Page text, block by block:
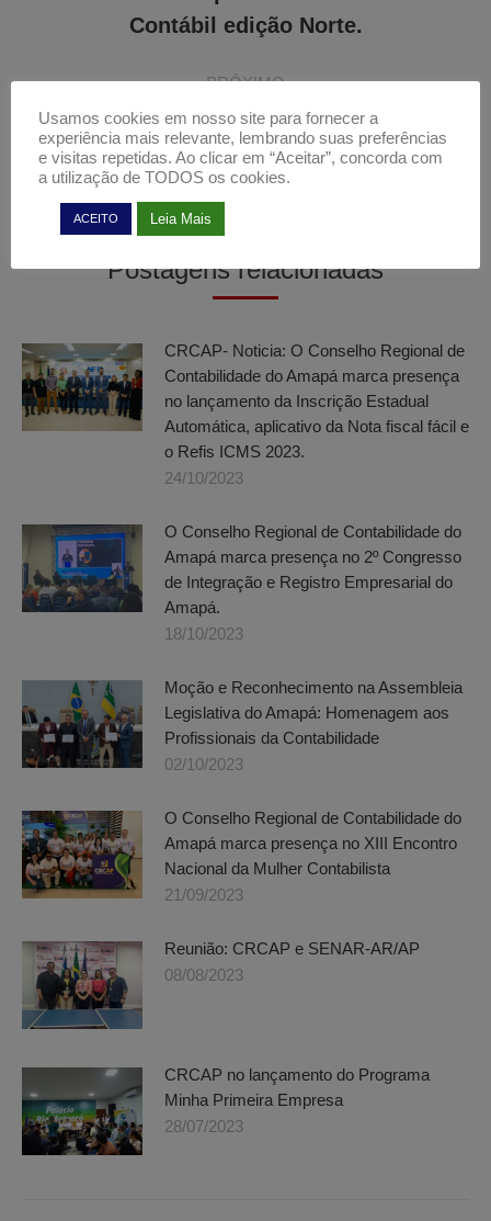
anterior:
Contábil edição Norte.
PRÓXIMO
Próximo
post:
Pesquisa de Satisfação dos CRCs em
relação ao CFC – 2022
Postagens relacionadas
CRCAP- Noticia: O Conselho Regional de
Contabilidade do Amapá marca presença
no lançamento da Inscrição Estadual
Automática, aplicativo da Nota fiscal fácil e
o Refis ICMS 2023.
24/10/2023
O Conselho Regional de Contabilidade do
Amapá marca presença no 2º Congresso
de Integração e Registro Empresarial do
Amapá.
18/10/2023
Moção e Reconhecimento na Assembleia
Legislativa do Amapá: Homenagem aos
Profissionais da Contabilidade
02/10/2023
O Conselho Regional de Contabilidade do
Amapá marca presença no XIII Encontro
Nacional da Mulher Contabilista
21/09/2023
Reunião: CRCAP e SENAR-AR/AP
08/08/2023
CRCAP no lançamento do Programa
Minha Primeira Empresa
28/07/2023
Usamos cookies em nosso site para fornecer a
experiência mais relevante, lembrando suas preferências
e visitas repetidas. Ao clicar em “Aceitar”, concorda com
a utilização de TODOS os cookies.
ACEITO Leia Mais